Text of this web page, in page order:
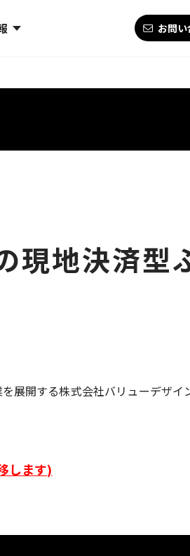
お問
現地決済型
開する株式会社バリューデザイ
します)